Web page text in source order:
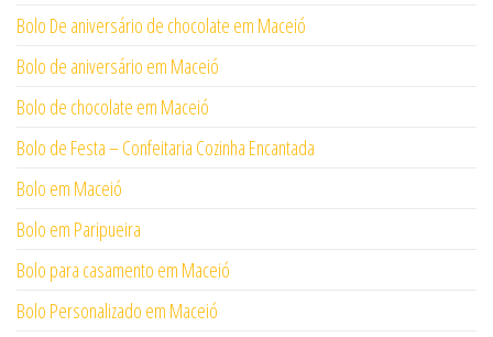
Bolo De aniversário de chocolate em Maceió
Bolo de aniversário em Maceió
Bolo de chocolate em Maceió
Bolo de Festa – Confeitaria Cozinha Encantada
Bolo em Maceió
Bolo em Paripueira
Bolo para casamento em Maceió
Bolo Personalizado em Maceió